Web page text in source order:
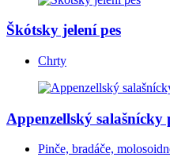
Škótsky jelení pes
Chrty
Appenzellský salašnícky
Pinče, bradáče,